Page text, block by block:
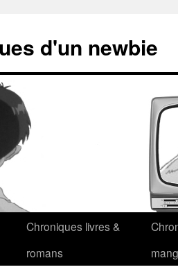
d'un newbie
Chroniques livres &
romans